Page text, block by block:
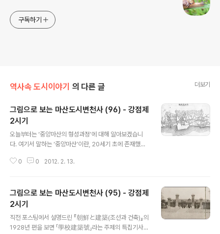
구독하기
역사속 도시이야기 의 다른 글 더보기
그림으로 보는 마산도시변천사 (96) - 강점제
2시기
오늘부터는 ‘중앙마산의 형성과정’에 대해 알아보겠습니
다. 여기서 말하는 ‘중앙마산’이란, 20세기 초에 존재했던
'원마산(마산포)'과 일본인들이 건설한 조계지 '신마산'의
은 조성될 도시공간입니다. 지금 상황에서 보면 대략 마산
합포구청(구 마산시청)에서 부터 3.15의거탑까지를 말합
니다. 사실 마산포(원마산)와 일정한 거리를 두고 자리 잡
은 신마산(조계지)은 태생 때부터 이미 마산포와의 도시연
0 0 2012. 2. 13.
그림으로 보는 마산도시변천사 (95) - 강점제
2시기
직전 포스팅에서 설명드린 『朝鮮と建築(조선과 건축)』의
1928년 편을 보면 「學校建築號」라는 주제의 특집기사가